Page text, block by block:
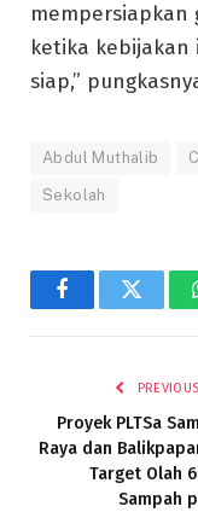
mempersiapkan
ketika kebijakan
siap,”
Abdul Muthalib
Sekolah
FacebookTwitter
Proyek PLTSa
Raya dan
Target Olah
Sampah